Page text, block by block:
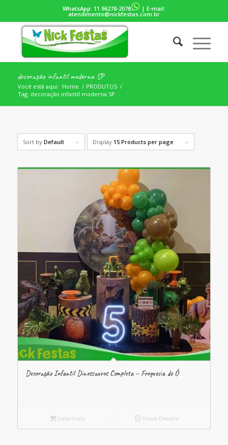
WhatsApp: 11 96278-2078 | E-mail:
atendimento@nickfestas.com.br
decoração infantil moderna SP
Você está aqui: Home / PRODUTOS /
Tag: decoração infantil moderna SP
Sort by Default Display 15 Products per page
Decoração Infantil Dinossauros Completa – Freguesia do Ó
Leia mais Show Details